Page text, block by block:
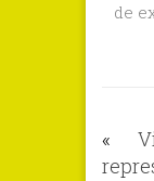
de
«